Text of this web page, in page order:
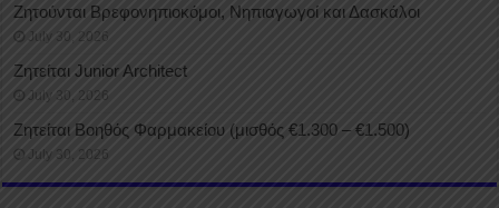
Ζητούνται Βρεφονηπιοκόμοι, Νηπιαγωγοί και Δασκάλοι
July 30, 2026
Ζητείται Junior Architect
July 30, 2026
Ζητείται Βοηθός Φαρμακείου (μισθός €1.300 – €1.500)
July 30, 2026